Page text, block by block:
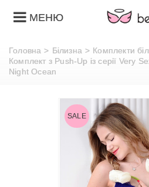
МЕНЮ
Головна > Білизна > Комплекти
Комплект з Push-Up із серії Very
Night Ocean
SALE